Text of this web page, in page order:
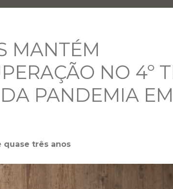
MANTÉM
NO 4º
PANDEMIA EM
quase três anos